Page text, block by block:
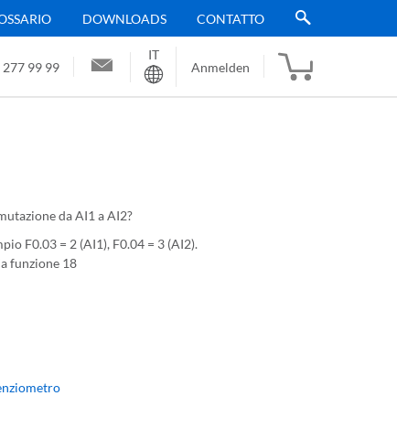
DOWNLOADS CONTATTO
99 99
IT
Anmelden
da AI1 a AI2?
F0.03 = 2 (AI1), F0.04 = 3 (AI2).
funzione 18